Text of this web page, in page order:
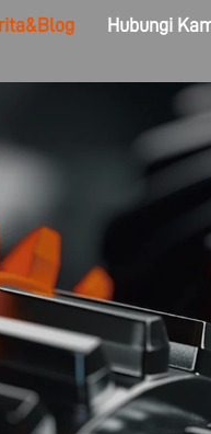
Hubungi